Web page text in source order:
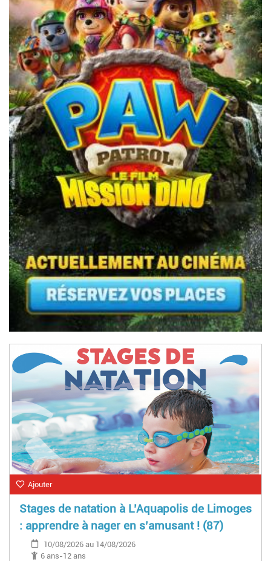
Ajouter
Stages de natation à L’Aquapolis de Limoges
: apprendre à nager en s’amusant ! (87)
10/08/2026 au 14/08/2026
6 ans-12 ans